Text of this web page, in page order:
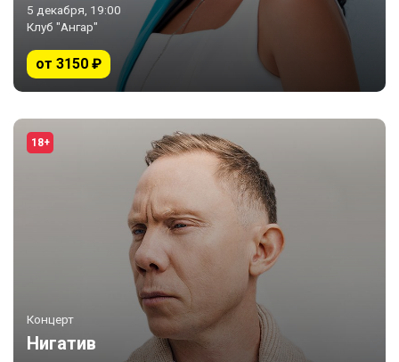
5 декабря, 19:00
Клуб "Ангар"
от 3150 ₽
18+
Концерт
Нигатив